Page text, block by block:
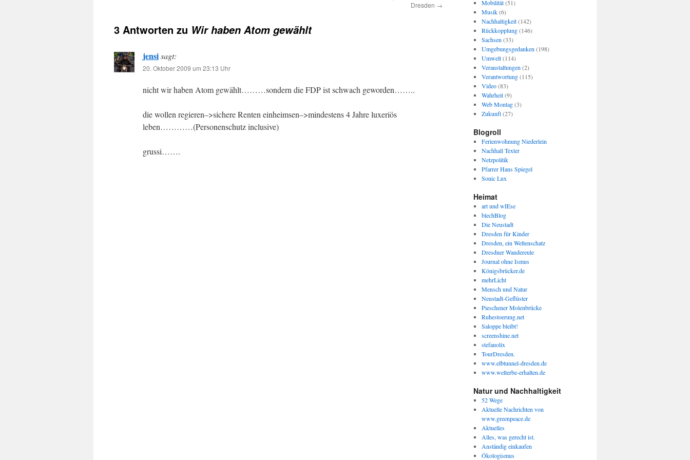
Dresden →
3 Antworten zu Wir haben Atom gewählt
jensisagt:
20. Oktober 2009 um 23:13 Uhr
nicht wir haben Atom gewählt………sondern die FDP ist schwach geworden……..
die wollen regieren–>sichere Renten einheimsen–>mindestens 4 Jahre luxeriös
leben…………(Personenschutz inclusive)
grussi…….
Mobilität(51)
Musik(6)
Nachhaltigkeit(142)
Rückkopplung(146)
Sachsen (33)
Umgebungsgedanken (198)
Umwelt(114)
Veranstaltungen (2)
Verantwortung(115)
Video(83)
Wahrheit(9)
Web Montag(3)
Zukunft(27)
Blogroll
Ferienwohnung Niederlein
Nachhall Texter
Netzpolitik
Pfarrer Hans Spiegel
Sonic Lux
Heimat
art und wIEse
blechBlog
Die Neustadt
Dresden für Kinder
Dresden, ein Weltenschatz
Dresdner Wandereule
Journal ohne Ismus
Königsbrücker.de
mehrLicht
Mensch und Natur
Neustadt-Geflüster
Pieschener Molenbrücke
Ruhestoerung.net
Saloppe bleibt!
screenshine.net
stefanolix
TourDresden.
www.elbtunnel-dresden.de
www.welterbe-erhalten.de
Natur und Nachhaltigkeit
52 Wege
Aktuelle Nachrichten von
www.greenpeace.de
Aktuelles
Alles, was gerecht ist.
Anständig einkaufen
Ökologismus